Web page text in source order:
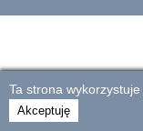
Ta strona
Akceptuję